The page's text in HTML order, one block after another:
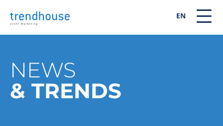
EN
NEWS
& TRENDS